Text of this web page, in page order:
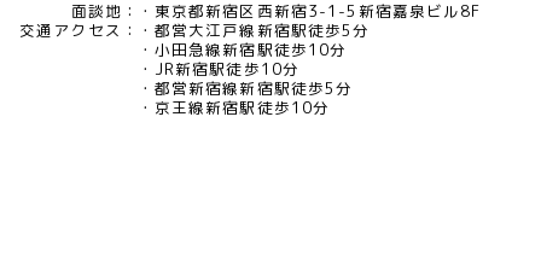
面談地：
東京都新宿区西新宿3-1-5新宿嘉泉ビル8F
交通アクセス：
都営大江戸線新宿駅徒歩5分
小田急線新宿駅徒歩10分
JR新宿駅徒歩10分
都営新宿線新宿駅徒歩5分
京王線新宿駅徒歩10分